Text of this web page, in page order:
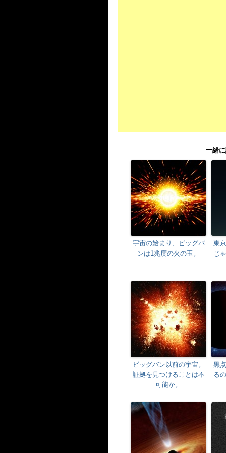
一緒
宇宙の始まり、ビッグバ
ンは1兆度の火の玉。
東
じ
ビッグバン以前の宇宙。
証拠を見つけることは不
可能か。
黒
る